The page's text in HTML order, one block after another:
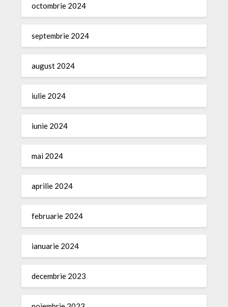
octombrie 2024
septembrie 2024
august 2024
iulie 2024
iunie 2024
mai 2024
aprilie 2024
februarie 2024
ianuarie 2024
decembrie 2023